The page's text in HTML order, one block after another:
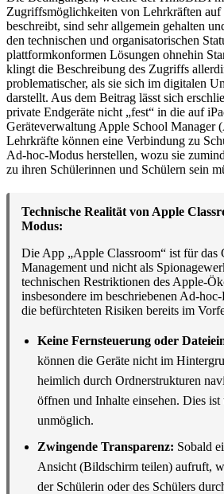
Zugriffsmöglichkeiten von Lehrkräften auf
beschreibt, sind sehr allgemein gehalten
den technischen und organisatorischen
plattformkonformen Lösungen ohnehin
klingt die Beschreibung des Zugriffs
problematischer, als sie sich im digitalen
darstellt. Aus dem Beitrag lässt sich
private Endgeräte nicht „fest“ in die auf
Geräteverwaltung Apple School Manager
Lehrkräfte können eine Verbindung zu
Ad-hoc-Modus herstellen, wozu sie
zu ihren Schülerinnen und Schülern sein
Technische Realität von Apple
Modus:
Die App „Apple Classroom“ ist für das
Management und nicht als
technischen Restriktionen des Apple-
insbesondere im beschriebenen Ad-
die befürchteten Risiken bereits im
Keine Fernsteuerung oder
können die Geräte nicht im
heimlich durch Ordnerstrukturen
öffnen und Inhalte einsehen. Dies ist
unmöglich.
Zwingende Transparenz: Sobald
Ansicht (Bildschirm teilen) aufruft,
der Schülerin oder des Schülers